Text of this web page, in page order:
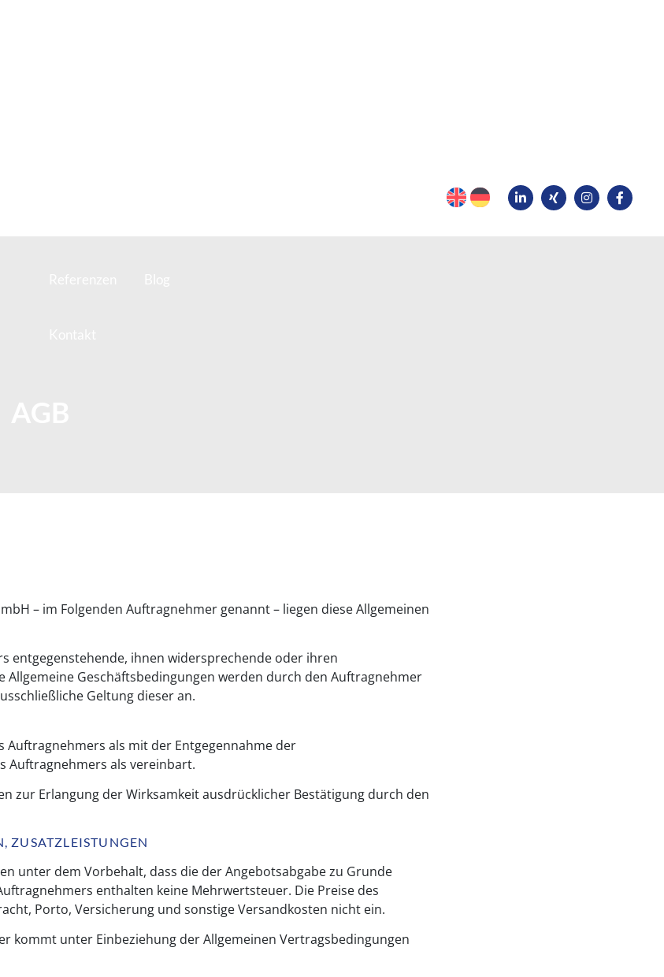
– im Folgenden Auftragnehmer genannt – liegen diese Allgemeinen
entgegenstehende, ihnen widersprechende oder ihren
Geschäftsbedingungen werden durch den Auftragnehmer
Geltung dieser an.
Auftragnehmers als mit der Entgegennahme der
Auftragnehmers als vereinbart.
zur Erlangung der Wirksamkeit ausdrücklicher Bestätigung durch den
ZUSATZLEISTUNGEN
unter dem Vorbehalt, dass die der Angebotsabgabe zu Grunde
enthalten keine Mehrwertsteuer. Die Preise des
Porto, Versicherung und sonstige Versandkosten nicht ein.
kommt unter Einbeziehung der Allgemeinen Vertragsbedingungen